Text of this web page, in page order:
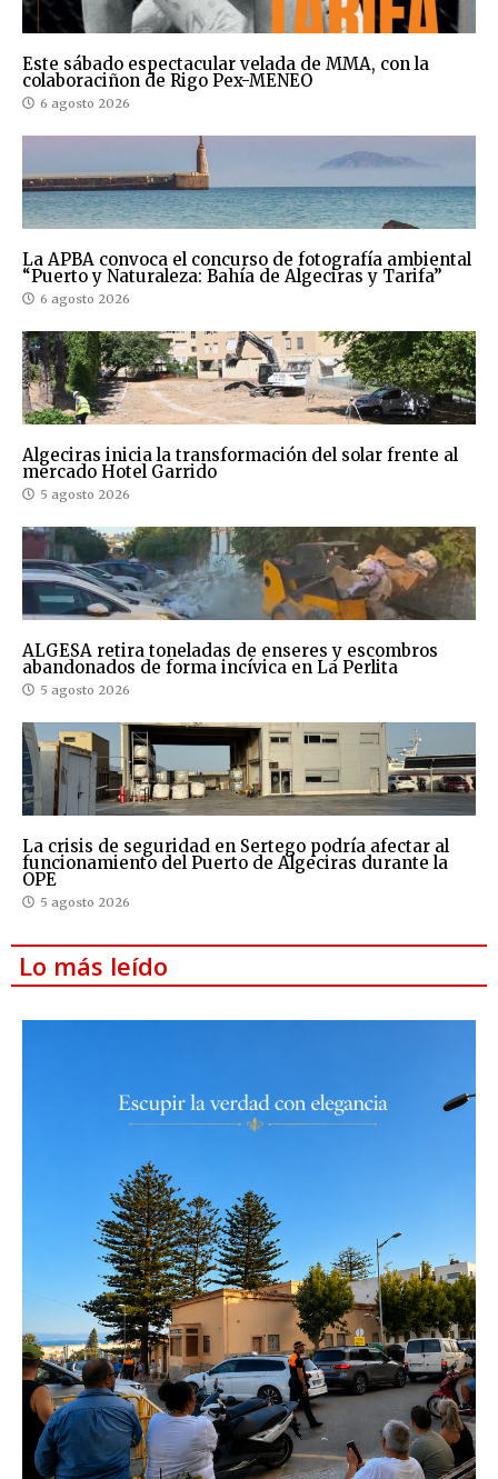
Este sábado espectacular velada de MMA, con la
colaboraciñon de Rigo Pex-MENEO
6 agosto 2026
La APBA convoca el concurso de fotografía ambiental
“Puerto y Naturaleza: Bahía de Algeciras y Tarifa”
6 agosto 2026
Algeciras inicia la transformación del solar frente al
mercado Hotel Garrido
5 agosto 2026
ALGESA retira toneladas de enseres y escombros
abandonados de forma incívica en La Perlita
5 agosto 2026
La crisis de seguridad en Sertego podría afectar al
funcionamiento del Puerto de Algeciras durante la
OPE
5 agosto 2026
Lo más leído